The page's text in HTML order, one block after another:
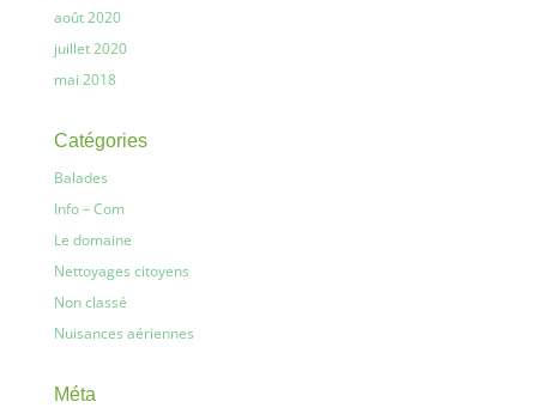
août 2020
juillet 2020
mai 2018
Catégories
Balades
Info – Com
Le domaine
Nettoyages citoyens
Non classé
Nuisances aériennes
Méta